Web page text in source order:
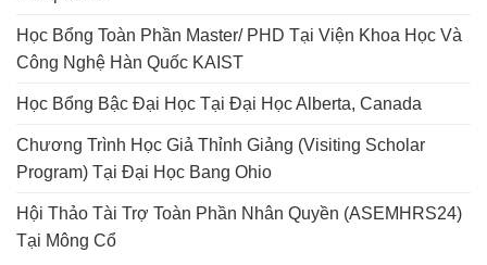
Học Bổng Toàn Phần Master/ PHD Tại Viện Khoa Học Và
Công Nghệ Hàn Quốc KAIST
Học Bổng Bậc Đại Học Tại Đại Học Alberta, Canada
Chương Trình Học Giả Thỉnh Giảng (Visiting Scholar
Program) Tại Đại Học Bang Ohio
Hội Thảo Tài Trợ Toàn Phần Nhân Quyền (ASEMHRS24)
Tại Mông Cổ